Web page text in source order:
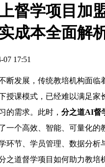
督学项目加
成本全面解
17:51
断发展，传统教培机构面临
授课模式，已经难以满足家
的需求。此时， 分之道AI督
一个高效、智能、可量化的
环节、学员管理、数据分析
之道督学项目如何助力教培